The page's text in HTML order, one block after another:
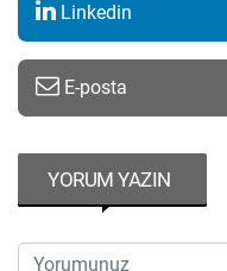
Linkedin
E-posta
YORUM YAZIN